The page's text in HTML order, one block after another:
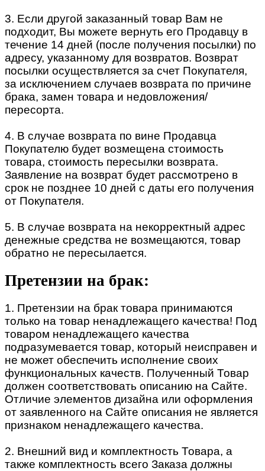
3. Если другой заказанный товар Вам не
подходит, Вы можете вернуть его Продавцу в
течение 14 дней (после получения посылки) по
адресу, указанному для возвратов. Возврат
посылки осуществляется за счет Покупателя,
за исключением случаев возврата по причине
брака, замен товара и недовложения/
пересорта.
4. В случае возврата по вине Продавца
Покупателю будет возмещена стоимость
товара, стоимость пересылки возврата.
Заявление на возврат будет рассмотрено в
срок не позднее 10 дней с даты его получения
от Покупателя.
5. В случае возврата на некорректный адрес
денежные средства не возмещаются, товар
обратно не пересылается.
Претензии на брак:
1. Претензии на брак товара принимаются
только на товар ненадлежащего качества! Под
товаром ненадлежащего качества
подразумевается товар, который неисправен и
не может обеспечить исполнение своих
функциональных качеств. Полученный Товар
должен соответствовать описанию на Сайте.
Отличие элементов дизайна или оформления
от заявленного на Сайте описания не является
признаком ненадлежащего качества.
2. Внешний вид и комплектность Товара, а
также комплектность всего Заказа должны